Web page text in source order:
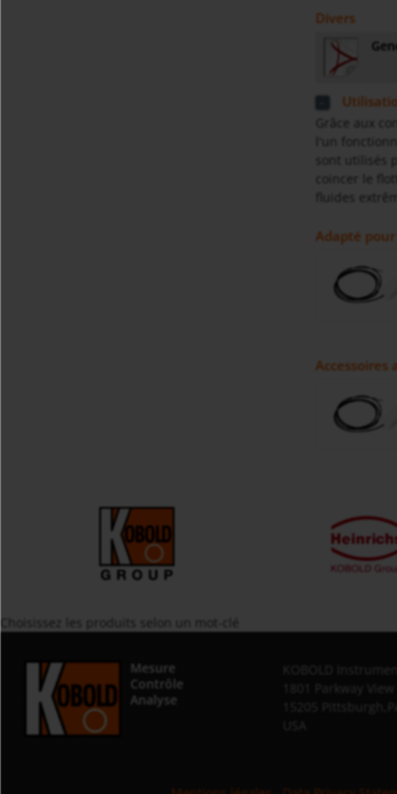
Divers
Grâce aux
l'un
sont
coincer le
fluides
Adapté pour
Accessoires
Mesure
Contrôle
Analyse